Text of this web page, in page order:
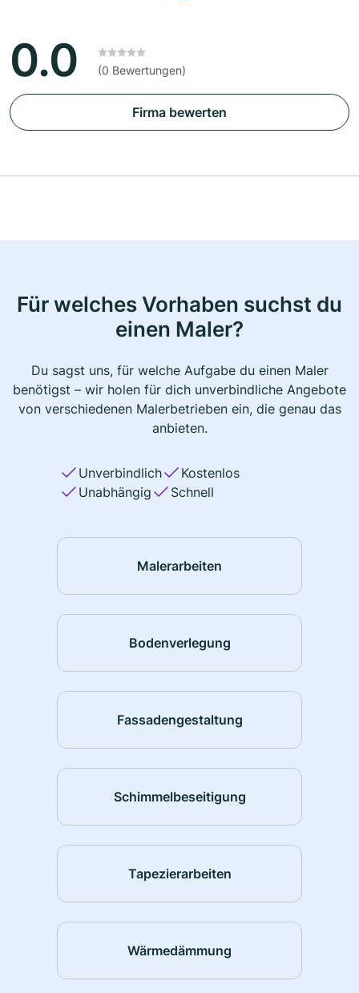
0.0 (0 Bewertungen)
Firma bewerten
Für welches Vorhaben suchst du
einen Maler?
Du sagst uns, für welche Aufgabe du einen Maler
benötigst – wir holen für dich unverbindliche Angebote
von verschiedenen Malerbetrieben ein, die genau das
anbieten.
Unverbindlich
Kostenlos
Unabhängig
Schnell
Malerarbeiten
Bodenverlegung
Fassadengestaltung
Schimmelbeseitigung
Tapezierarbeiten
Wärmedämmung